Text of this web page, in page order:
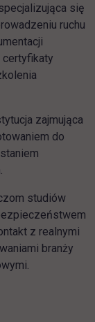
się
ruchu
certyfikaty
zajmująca
do
studiów
z realnymi
branży